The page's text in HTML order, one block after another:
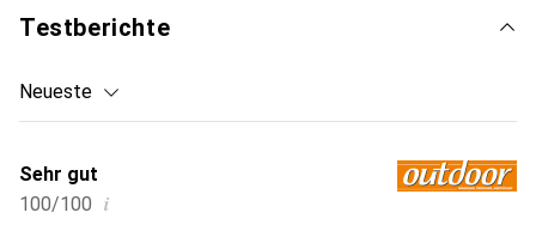
Testberichte
Neueste
Sehr gut
100/100 i